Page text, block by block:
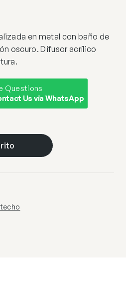
en metal con baño de
oscuro. Difusor acrílico
Questions
Us via WhatsApp